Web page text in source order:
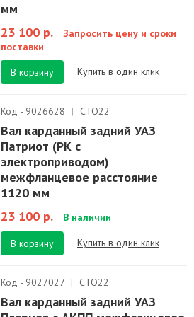
мм
23 100 р.
Запросить цену и сроки
поставки
В корзину
Купить в один клик
Код - 9026628 | СТО22
Вал карданный задний УАЗ
Патриот (РК с
электроприводом)
межфланцевое расстояние
1120 мм
23 100 р.
В наличии
В корзину Купить в один клик
Код - 9027027 | СТО22
Вал карданный задний УАЗ